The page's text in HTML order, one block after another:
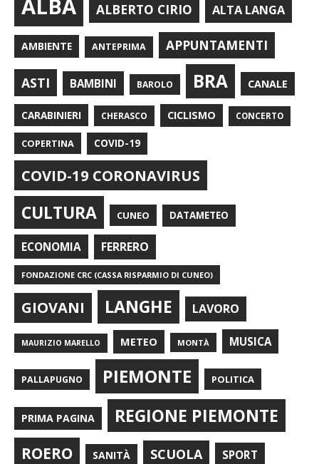
ALBA ALBERTO CIRIO ALTA LANGA
AMBIENTE ANTEPRIMA APPUNTAMENTI
ASTI BAMBINI BAROLO BRA CANALE
CARABINIERI CHERASCO CICLISMO CONCERTO
COPERTINA COVID-19
COVID-19 CORONAVIRUS
CULTURA CUNEO DATAMETEO
ECONOMIA FERRERO
FONDAZIONE CRC (CASSA RISPARMIO DI CUNEO)
GIOVANI LANGHE LAVORO
MAURIZIO MARELLO METEO MONTÀ MUSICA
PALLAPUGNO PIEMONTE POLITICA
PRIMA PAGINA REGIONE PIEMONTE
ROERO SANITÀ SCUOLA SPORT